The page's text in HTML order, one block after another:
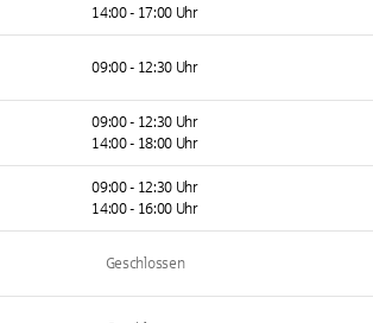
14:00 - 17:00 Uhr
09:00 - 12:30 Uhr
09:00 - 12:30 Uhr
14:00 - 18:00 Uhr
09:00 - 12:30 Uhr
14:00 - 16:00 Uhr
Geschlossen